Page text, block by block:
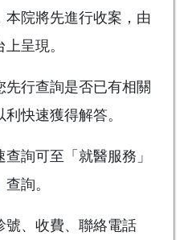
院將先進行收案，由
呈現。
行查詢是否已有相關
快速獲得解答。
詢可至「就醫服務」
查詢。
、收費、聯絡電話